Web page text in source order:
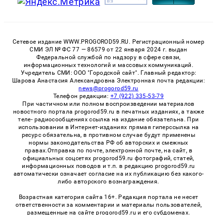
Сетевое издание WWW.PROGOROD59.RU. Регистрационный номер
СМИ ЭЛ № ФС 77 — 86579 от 22 января 2024 г. выдан
Федеральной службой по надзору в сфере связи,
информационных технологий и массовых коммуникаций.
Учредитель СМИ: ООО "Городской сайт". Главный редактор:
Шарова Анастасия Александровна Электронная почта редакции:
news@progorod59.ru
Телефон редакции: +7 (922) 335-53-79
При частичном или полном воспроизведении материалов
новостного портала progorod59.ru в печатных изданиях, а также
теле- радиосообщениях ссылка на издание обязательна. При
использовании в Интернет-изданиях прямая гиперссылка на
ресурс обязательна, в противном случае будут применены
нормы законодательства РФ об авторских и смежных
правах.Отправка по почте, электронной почте, на сайт, в
официальных соцсетях progorod59.ru фотографий, статей,
информационных поводов и т.п. в редакцию progorod59.ru
автоматически означает согласие на их публикацию без какого-
либо авторского вознаграждения.
Возрастная категория сайта 16+. Редакция портала не несет
ответственности за комментарии и материалы пользователей,
размещенные на сайте progorod59.ru и его субдоменах.